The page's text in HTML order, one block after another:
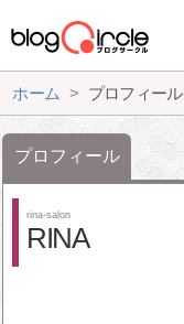
ホーム プロフィール
プロフィール
rina-salon
RINA